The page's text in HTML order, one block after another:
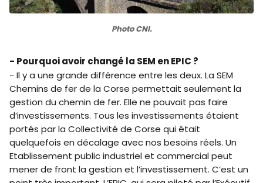
Photo CNI.
- Pourquoi avoir changé la SEM en EPIC ?
- Il y a une grande différence entre les deux. La SEM
Chemins de fer de la Corse permettait seulement la
gestion du chemin de fer. Elle ne pouvait pas faire
d’investissements. Tous les investissements étaient
portés par la Collectivité de Corse qui était
quelquefois en décalage avec nos besoins réels. Un
Etablissement public industriel et commercial peut
mener de front la gestion et l’investissement. C’est un